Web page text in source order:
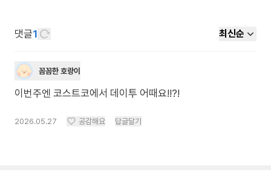
댓글1 최신순
꼼꼼한 호랑이
이번주엔 코스트코에서 데이투 어때요!!?!
2026.05.27 공감해요 답글달기